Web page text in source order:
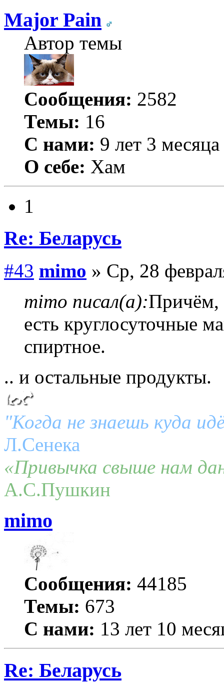
Major Pain
Автор темы
Сообщения: 2582
Темы: 16
С нами: 9 лет 3 месяца
О себе: Хам
1
Re: Беларусь
#43 mimo » Ср, 28
mimo писал(а):Причём,
есть круглосуточные
спиртное.
.. и остальные продукты.
"Когда не знаешь куда
Л.Сенека
«Привычка свыше нам
А.С.Пушкин
mimo
Сообщения: 44185
Темы: 673
С нами: 13 лет 10
Re: Беларусь